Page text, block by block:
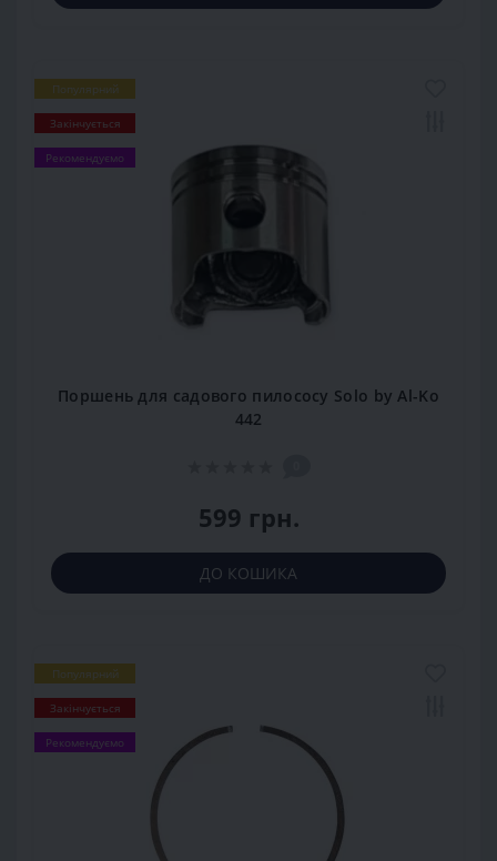
Популярний
Закінчується
Рекомендуємо
Поршень для садового пилососу Solo by Al-Ko
442
599 грн.
ДО КОШИКА
Популярний
Закінчується
Рекомендуємо